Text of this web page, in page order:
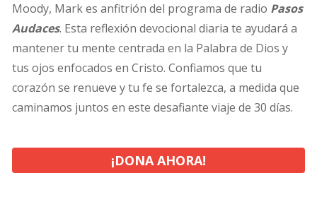
Moody, Mark es anfitrión del programa de radio Pasos
Audaces. Esta reflexión devocional diaria te ayudará a
mantener tu mente centrada en la Palabra de Dios y
tus ojos enfocados en Cristo. Confiamos que tu
corazón se renueve y tu fe se fortalezca, a medida que
caminamos juntos en este desafiante viaje de 30 días.
¡DONA AHORA!